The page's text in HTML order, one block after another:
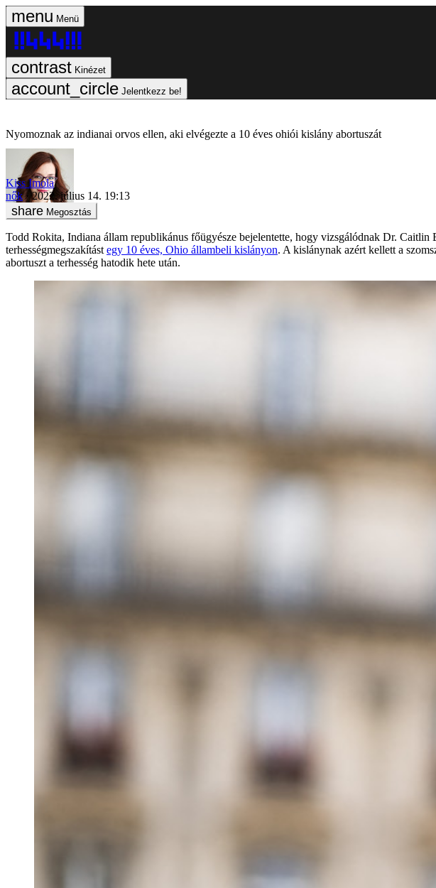
Menü
Kinézet
Jelentkezz be!
Nyomoznak az indianai orvos ellen, aki elvégezte a 10 éves ohiói kislány abortuszát
Kiss Imola
nők
2022. július 14. 19:13
Megosztás
Todd Rokita, Indiana állam republikánus főügyésze bejelentette, hogy vizsgálódnak Dr.
terhességmegszakítást egy 10 éves, Ohio állambeli kislányon. A kislánynak azért kellett a
abortuszt a terhesség hatodik hete után.